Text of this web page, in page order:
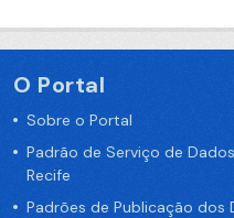
O Portal
Sobre o Portal
Padrão de Serviço de
Recife
Padrões de Publicação dos